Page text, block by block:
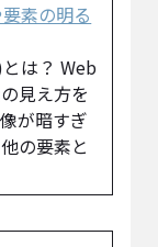
素の明る
は？ Web
見え方を
が暗すぎ
の要素と